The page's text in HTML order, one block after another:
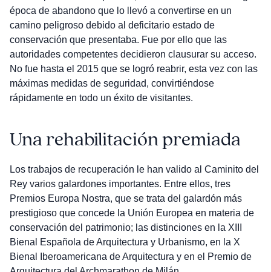
época de abandono que lo llevó a convertirse en un
camino peligroso debido al deficitario estado de
conservación que presentaba. Fue por ello que las
autoridades competentes decidieron clausurar su acceso.
No fue hasta el 2015 que se logró reabrir, esta vez con las
máximas medidas de seguridad, convirtiéndose
rápidamente en todo un éxito de visitantes.
Una rehabilitación premiada
Los trabajos de recuperación le han valido al Caminito del
Rey varios galardones importantes. Entre ellos, tres
Premios Europa Nostra, que se trata del galardón más
prestigioso que concede la Unión Europea en materia de
conservación del patrimonio; las distinciones en la XIII
Bienal Española de Arquitectura y Urbanismo, en la X
Bienal Iberoamericana de Arquitectura y en el Premio de